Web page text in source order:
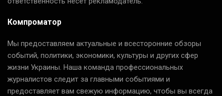
Компроматор
Мы предоставляем актуальные и всесторонние обзоры
событий, политики, экономики, культуры и других сфер
жизни Украины. Наша команда профессиональных
журналистов следит за главными событиями и
предоставляет вам свежую информацию, чтобы вы всегда